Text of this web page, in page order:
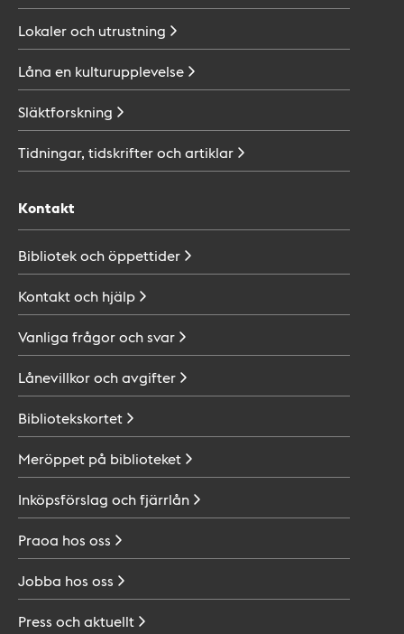
Lokaler och utrustning
Låna en kulturupplevelse
Släktforskning
Tidningar, tidskrifter ochartiklar
Kontakt
Bibliotek ochöppettider
Kontakt och hjälp
Vanliga frågor ochsvar
Lånevillkor ochavgifter
Bibliotekskortet
Meröppet på biblioteket
Inköpsförslag ochfjärrlån
Praoa hos oss
Jobba hos oss
Press ochaktuellt